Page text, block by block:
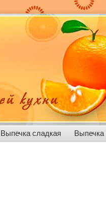
Выпечка сладкая Выпечка